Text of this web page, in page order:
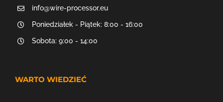
info@wire-processor.eu
Poniedziałek - Piątek: 8:00 - 16:00
Sobota: 9:00 - 14:00
WARTO WIEDZIEĆ